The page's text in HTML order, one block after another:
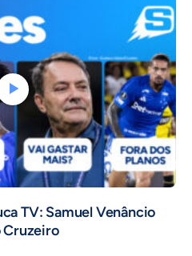
TV: Samuel Venâncio
Cruzeiro